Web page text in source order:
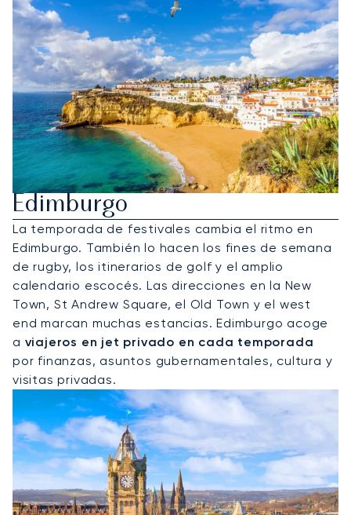
Alquile Un Jet Privado A
Edimburgo
La temporada de festivales cambia el ritmo en
Edimburgo. También lo hacen los fines de semana
de rugby, los itinerarios de golf y el amplio
calendario escocés. Las direcciones en la New
Town, St Andrew Square, el Old Town y el west
end marcan muchas estancias. Edimburgo acoge
a viajeros en jet privado en cada temporada
por finanzas, asuntos gubernamentales, cultura y
visitas privadas.